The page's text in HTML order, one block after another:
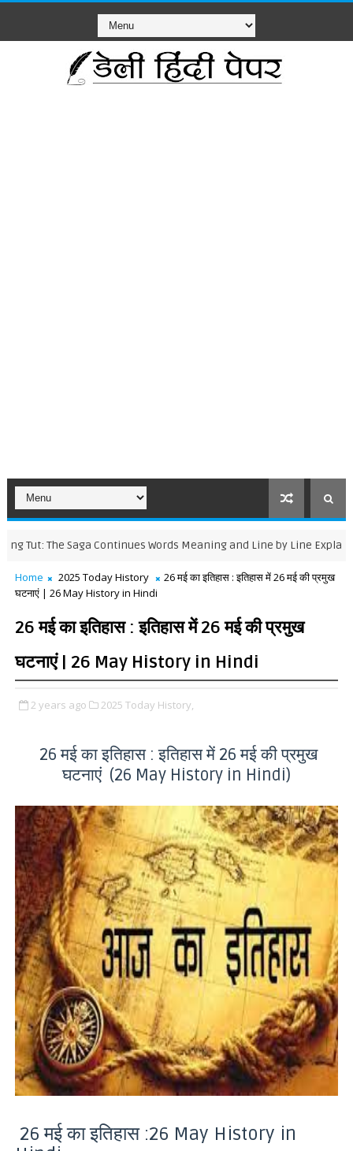
Saga Continues Words Meaning and Line by Line Explanation
Home 2025 Today History
26 मई का इतिहास : इतिहास में 26 मई की प्रमुख
घटनाएं | 26 May History in Hindi
26 मई का इतिहास : इतिहास में 26 मई की प्रमुख
घटनाएं | 26 May History in Hindi
2 years ago 2025 Today History,
26 मई का इतिहास : इतिहास में 26 मई की प्रमुख
घटनाएं (26 May History in Hindi)
26 मई का इतिहास :26 May History in